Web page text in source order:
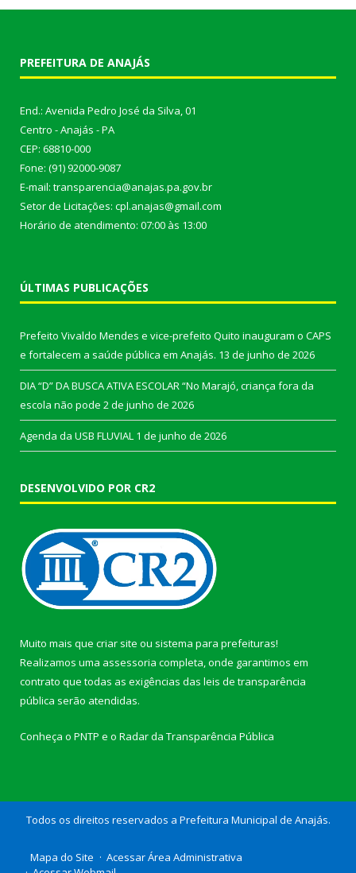
PREFEITURA DE ANAJÁS
End.: Avenida Pedro José da Silva, 01
Centro - Anajás - PA
CEP: 68810-000
Fone: (91) 92000-9087
E-mail: transparencia@anajas.pa.gov.br
Setor de Licitações: cpl.anajas@gmail.com
Horário de atendimento: 07:00 às 13:00
ÚLTIMAS PUBLICAÇÕES
Prefeito Vivaldo Mendes e vice-prefeito Quito inauguram o CAPS
e fortalecem a saúde pública em Anajás. 13 de junho de 2026
DIA “D” DA BUSCA ATIVA ESCOLAR “No Marajó, criança fora da
escola não pode 2 de junho de 2026
Agenda da USB FLUVIAL 1 de junho de 2026
DESENVOLVIDO POR CR2
Muito mais que criar site ou sistema para prefeituras!
Realizamos uma assessoria completa, onde garantimos em
contrato que todas as exigências das leis de transparência
pública serão atendidas.
Conheça o PNTP e o Radar da Transparência Pública
Todos os direitos reservados a Prefeitura Municipal de Anajás.
Mapa do Site
Acessar Área Administrativa